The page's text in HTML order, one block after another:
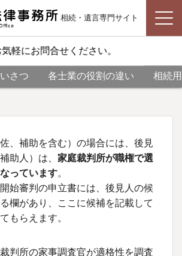
相続・遺言専門サイト
にお問合せください。
さつ 各士業の役割の違い 相続
、補助を含む）の場合には、後見
助人）は、 家庭裁判所が職権で選
っています。
始審判の申立書には、後見人の候
欄があり、ここに候補を記載して
もらえます。
判所の家事調査官が適格性を調査